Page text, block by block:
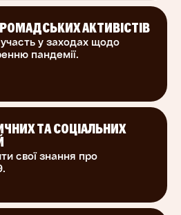
- INgenius. Перший
ресурс для розвитку
Україні, команда якого
АКТИВІСТІВ
участь у заходах щодо
пандемії.
ТА СОЦІАЛЬНИХ
свої знання про